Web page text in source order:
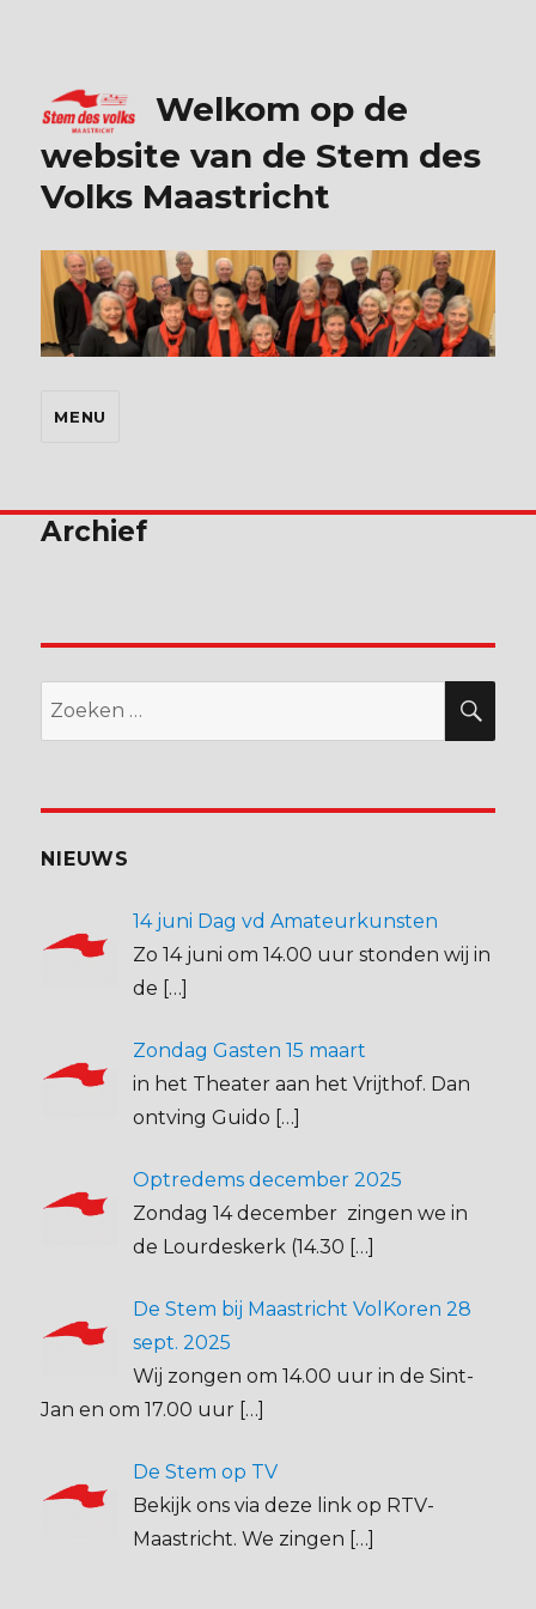
Welkom op de
website van de Stem des
Volks Maastricht
MENU
Archief
NIEUWS
14 juni Dag vd Amateurkunsten
Zo 14 juni om 14.00 uur stonden wij in
de […]
Zondag Gasten 15 maart
in het Theater aan het Vrijthof. Dan
ontving Guido […]
Optredems december 2025
Zondag 14 december zingen we in
de Lourdeskerk (14.30 […]
De Stem bij Maastricht VolKoren 28
sept. 2025
Wij zongen om 14.00 uur in de Sint-
Jan en om 17.00 uur […]
De Stem op TV
Bekijk ons via deze link op RTV-
Maastricht. We zingen […]